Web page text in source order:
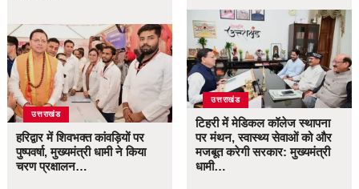
उत्तराखंड
हरिद्वार में शिवभक्त कांवड़ियों पर
पुष्पवर्षा, मुख्यमंत्री धामी ने किया
चरण प्रक्षालन…
उत्तराखंड
टिहरी में मेडिकल कॉलेज स्थापना
पर मंथन, स्वास्थ्य सेवाओं को और
मजबूत करेगी सरकार: मुख्यमंत्री
धामी…